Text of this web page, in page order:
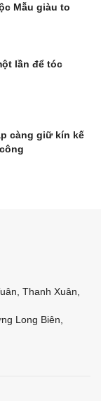
Mẫu giàu to
lần để tóc
càng giữ kín kế
Thanh Xuân,
Long Biên,